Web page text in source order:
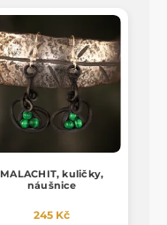
MALACHIT, kuličky,
náušnice
245 Kč